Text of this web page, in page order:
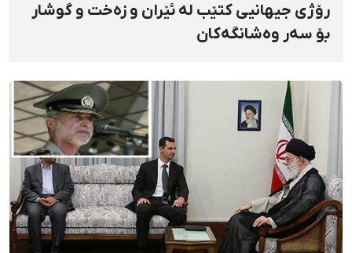
رۆژی جیهانیی كتێب لە ئێران و زەخت و گوشار
بۆ سەر وەشانگەكان